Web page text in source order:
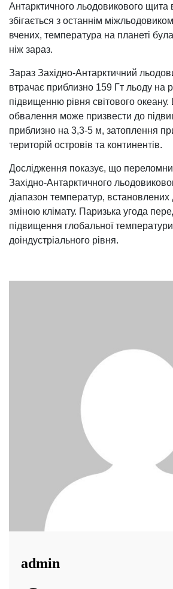
Антарктичного льодовикового щита
збігається з останнім
вчених, температура на планеті
ніж зараз.
Зараз Західно-Антарктичний
втрачає приблизно 159 Гт льоду на
підвищенню рівня світового
обвалення може призвести до
приблизно на 3,3-5 м, затоплення
територій островів та континентів.
Дослідження показує, що
Західно-Антарктичного
діапазон температур, встановлених
зміною клімату. Паризька угода
підвищення глобальної
доіндустріального рівня.
admin